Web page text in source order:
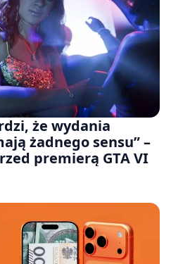
że wydania
żadnego sensu” –
premierą GTA VI